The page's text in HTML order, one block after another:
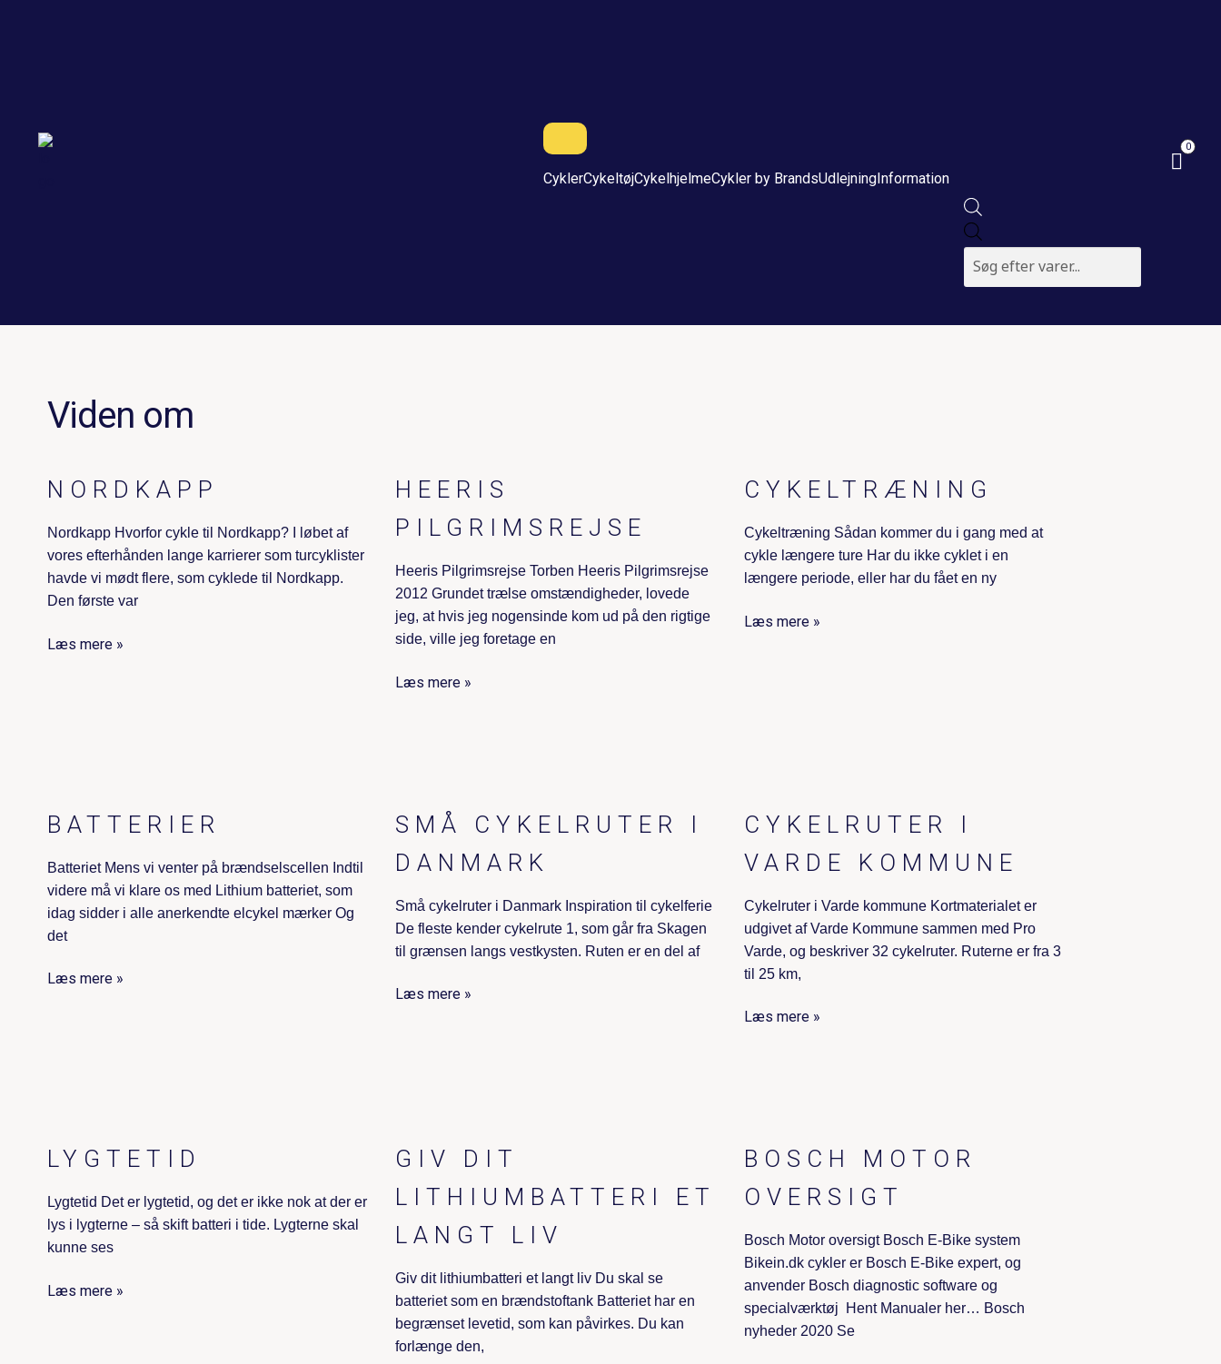
CyklerCykeltøjCykelhjelmeCykler by BrandsUdlejning Information
0
Viden om
NORDKAPP
Nordkapp Hvorfor cykle til Nordkapp? I løbet af
vores efterhånden lange karrierer som turcyklister
havde vi mødt flere, som cyklede til Nordkapp.
Den første var
Læs mere »
HEERIS
PILGRIMSREJSE
Heeris Pilgrimsrejse Torben Heeris Pilgrimsrejse
2012 Grundet trælse omstændigheder, lovede
jeg, at hvis jeg nogensinde kom ud på den rigtige
side, ville jeg foretage en
Læs mere »
CYKELTRÆNING
Cykeltræning Sådan kommer du i gang med at
cykle længere ture Har du ikke cyklet i en
længere periode, eller har du fået en ny
Læs mere »
BATTERIER
Batteriet Mens vi venter på brændselscellen Indtil
videre må vi klare os med Lithium batteriet, som
idag sidder i alle anerkendte elcykel mærker Og
det
Læs mere »
SMÅ CYKELRUTER I
DANMARK
Små cykelruter i Danmark Inspiration til cykelferie
De fleste kender cykelrute 1, som går fra Skagen
til grænsen langs vestkysten. Ruten er en del af
Læs mere »
CYKELRUTER I
VARDE KOMMUNE
Cykelruter i Varde kommune Kortmaterialet er
udgivet af Varde Kommune sammen med Pro
Varde, og beskriver 32 cykelruter. Ruterne er fra 3
til 25 km,
Læs mere »
LYGTETID
Lygtetid Det er lygtetid, og det er ikke nok at der er
lys i lygterne – så skift batteri i tide. Lygterne skal
kunne ses
Læs mere »
GIV DIT
LITHIUMBATTERI ET
LANGT LIV
Giv dit lithiumbatteri et langt liv Du skal se
batteriet som en brændstoftank Batteriet har en
begrænset levetid, som kan påvirkes. Du kan
forlænge den,
BOSCH MOTOR
OVERSIGT
Bosch Motor oversigt Bosch E-Bike system
Bikein.dk cykler er Bosch E-Bike expert, og
anvender Bosch diagnostic software og
specialværktøj Hent Manualer her… Bosch
nyheder 2020 Se